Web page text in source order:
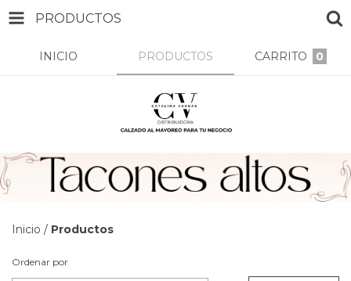
PRODUCTOS
INICIO PRODUCTOS CARRITO 0
Inicio / Productos
Ordenar por